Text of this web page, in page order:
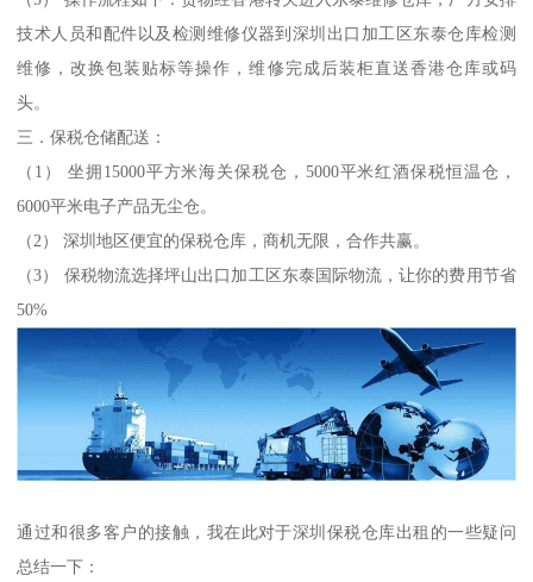
技术人员和配件以及检测维修仪器到深圳出口加工区东泰仓库检测
维修，改换包装贴标等操作，维修完成后装柜直送香港仓库或码
头。
三．保税仓储配送：
（1） 坐拥15000平方米海关保税仓，5000平米红酒保税恒温仓，
6000平米电子产品无尘仓。
（2） 深圳地区便宜的保税仓库，商机无限，合作共赢。
（3） 保税物流选择坪山出口加工区东泰国际物流，让你的费用节省
50%
通过和很多客户的接触，我在此对于深圳保税仓库出租的一些疑问
总结一下：